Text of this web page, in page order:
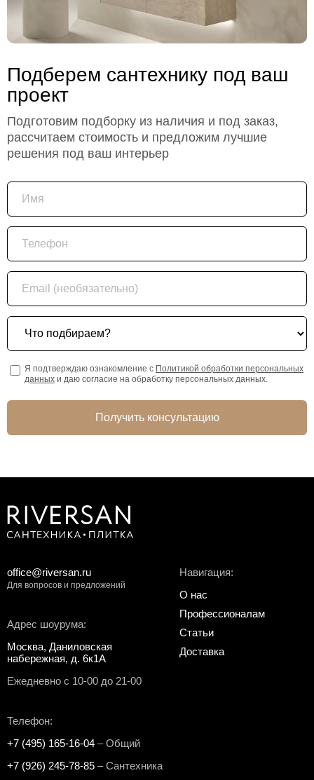
Подберем сантехнику под ваш
проект
Подготовим подборку из наличия и под заказ,
рассчитаем стоимость и предложим лучшие
решения под ваш интерьер
Имя
Телефон
Email (необязательно)
Что подбираем?
Я подтверждаю ознакомление с Политикой обработки персональных
данных и даю согласие на обработку персональных данных.
Получить консультацию
Адрес шоурума:
Москва, Даниловская
набережная, д. 6к1А
Ежедневно с 10-00 до 21-00
Телефон:
+7 (495) 165-16-04 – Общий
+7 (926) 245-78-85 – Сантехника
Навигация:
О нас
Профессионалам
Статьи
Доставка
office@riversan.ru
Для вопросов и предложений